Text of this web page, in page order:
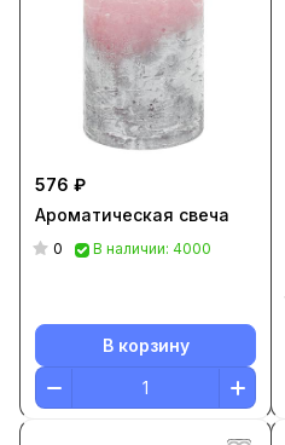
576 ₽
Ароматическая свеча
0 В наличии: 4000
В корзину